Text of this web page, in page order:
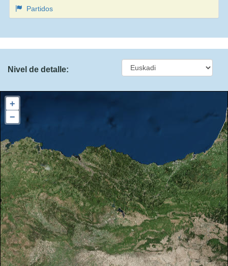
CONGRESO
MUNICIPALES 2019
JUNTAS GENERALES
PARLAMENTO
CONGRESO
PARLAMENTO VASCO
CONGRESO
CONGRESO
Partidos
Nivel de detalle:
+
−